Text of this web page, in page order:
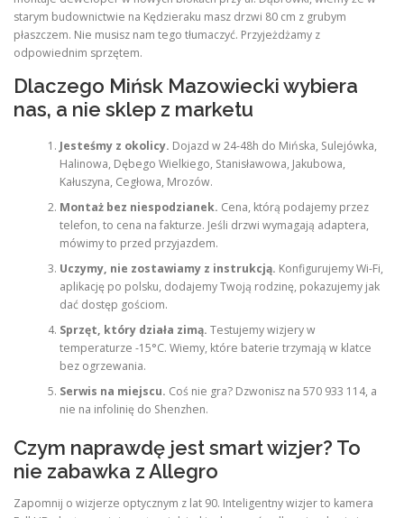
starym budownictwie na Kędzieraku masz drzwi 80 cm z grubym
płaszczem. Nie musisz nam tego tłumaczyć. Przyjeżdżamy z
odpowiednim sprzętem.
Dlaczego Mińsk Mazowiecki wybiera
nas, a nie sklep z marketu
Jesteśmy z okolicy. Dojazd w 24-48h do Mińska, Sulejówka,
Halinowa, Dębego Wielkiego, Stanisławowa, Jakubowa,
Kałuszyna, Cegłowa, Mrozów.
Montaż bez niespodzianek. Cena, którą podajemy przez
telefon, to cena na fakturze. Jeśli drzwi wymagają adaptera,
mówimy to przed przyjazdem.
Uczymy, nie zostawiamy z instrukcją. Konfigurujemy Wi-Fi,
aplikację po polsku, dodajemy Twoją rodzinę, pokazujemy jak
dać dostęp gościom.
Sprzęt, który działa zimą. Testujemy wizjery w
temperaturze -15°C. Wiemy, które baterie trzymają w klatce
bez ogrzewania.
Serwis na miejscu. Coś nie gra? Dzwonisz na 570 933 114, a
nie na infolinię do Shenzhen.
Czym naprawdę jest smart wizjer? To
nie zabawka z Allegro
Zapomnij o wizjerze optycznym z lat 90. Inteligentny wizjer to kamera